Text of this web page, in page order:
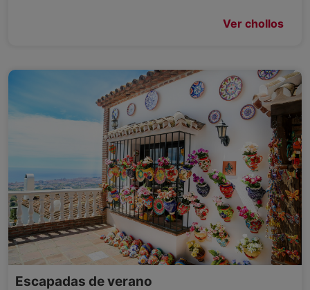
Ver chollos
Escapadas de verano